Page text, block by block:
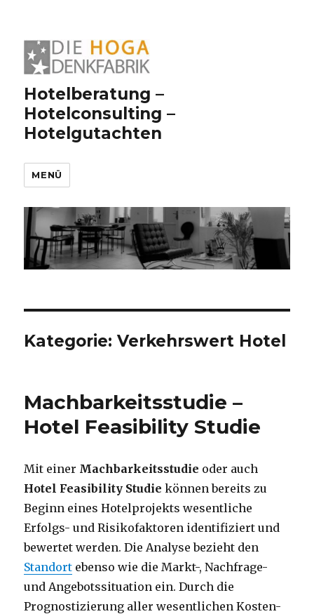
Hotelberatung –
Hotelconsulting –
Hotelgutachten
MENÜ
Kategorie:Verkehrswert Hotel
Machbarkeitsstudie –
Hotel Feasibility Studie
Mit einer Machbarkeitsstudie oder auch
Hotel Feasibility Studie können bereits zu
Beginn eines Hotelprojekts wesentliche
Erfolgs- und Risikofaktoren identifiziert und
bewertet werden. Die Analyse bezieht den
Standort ebenso wie die Markt-, Nachfrage-
und Angebotssituation ein. Durch die
Prognostizierung aller wesentlichen Kosten-